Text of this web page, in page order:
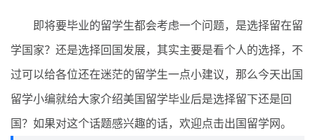
申请条件
行前准备
签证办理
留学生活
即将要毕业的留学生都会考虑一个问题，是选择留在留
学国家？还是选择回国发展，其实主要是看个人的选择，不
过可以给各位还在迷茫的留学生一点小建议，那么今天出国
留学小编就给大家介绍美国留学毕业后是选择留下还是回
国？如果对这个话题感兴趣的话，欢迎点击出国留学网。